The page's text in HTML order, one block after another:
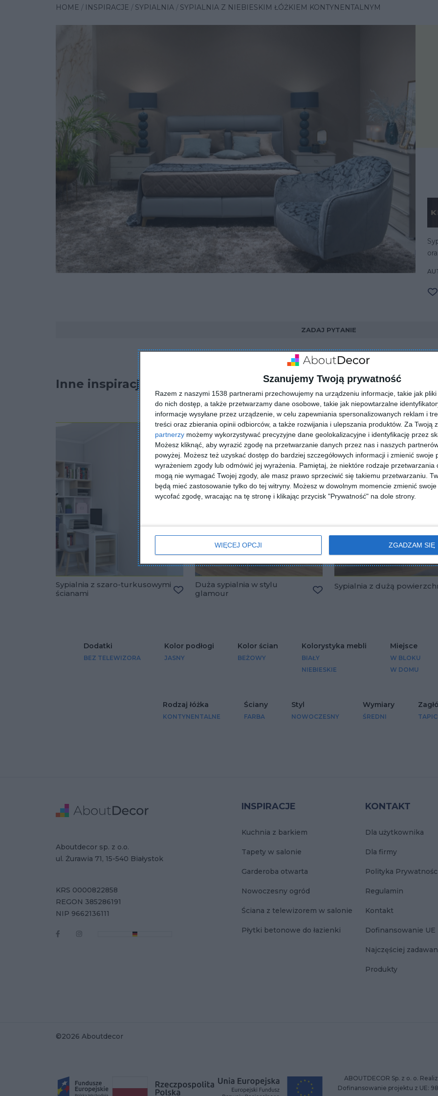
Szanujemy Twoją prywatność
Razem z naszymi 1538 partnerami przechowujemy na urządzeniu informacje, takie jak
do nich dostęp, a także przetwarzamy dane osobowe, takie jak niepowtarzalne
informacje wysyłane przez urządzenie, w celu zapewniania spersonalizowanych reklam i
treści oraz zbierania opinii odbiorców, a także rozwijania i ulepszania produktów. Za Twoją
partnerzy możemy wykorzystywać precyzyjne dane geolokalizacyjne i identyfikację przez
Możesz kliknąć, aby wyrazić zgodę na przetwarzanie danych przez nas i naszych
powyżej. Możesz też uzyskać dostęp do bardziej szczegółowych informacji i zmienić swoje
wyrażeniem zgody lub odmówić jej wyrażenia.
Pamiętaj, że niektóre rodzaje przetwarzania
mogą nie wymagać Twojej zgody, ale masz prawo sprzeciwić się takiemu przetwarzaniu.
będą mieć zastosowanie tylko do tej witryny. Możesz w dowolnym momencie zmienić
wycofać zgodę, wracając na tę stronę i klikając przycisk "Prywatność" na dole strony.
WIĘCEJ OPCJI ZGADZAM SIĘ
HOME INSPIRACJE SYPIALNIA SYPIALNIA Z NIEBIESKIM ŁÓŻKIEM KONTYNENTALNYM
ZADAJ PYTANIE
Inne inspiracje
Sypialnia z szaro-turkusowymi
ścianami
Duża sypialnia w stylu
glamour
Sypialnia z dużą
Dodatki
BEZ TELEWIZORA
Kolor podłogi
JASNY
Kolor ścian
BEŻOWY
Kolorystyka mebli
BIAŁY
NIEBIESKIE
Miejsce
W BLOKU
W DOMU
Rodzaj łóżka
KONTYNENTALNE
Ściany
FARBA
Styl
NOWOCZESNY
Wymiary
ŚREDNI
INSPIRACJE
Kuchnia z barkiem
Tapety w salonie
Garderoba otwarta
Nowoczesny ogród
Ściana z telewizorem w salonie
Płytki betonowe do łazienki
KONTAKT
Dla użytkownika
Dla firmy
Polityka
Regulamin
Kontakt
Dofinansowanie UE
Najczęściej
Produkty
Adres
Aboutdecor sp. z o.o.
ul. Żurawia 71, 15-540 Białystok
Dane Firmy
KRS 0000822858
REGON 385286191
NIP 9662136111
©2026 Aboutdecor
ABOUTDECOR Sp. z o. o.
Dofinansowanie projektu z UE: